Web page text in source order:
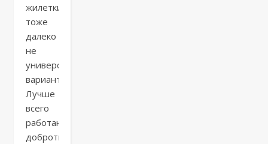
жилетки,
тоже
далеко
не
универсальный
вариант.
Лучше
всего
работают
добротные